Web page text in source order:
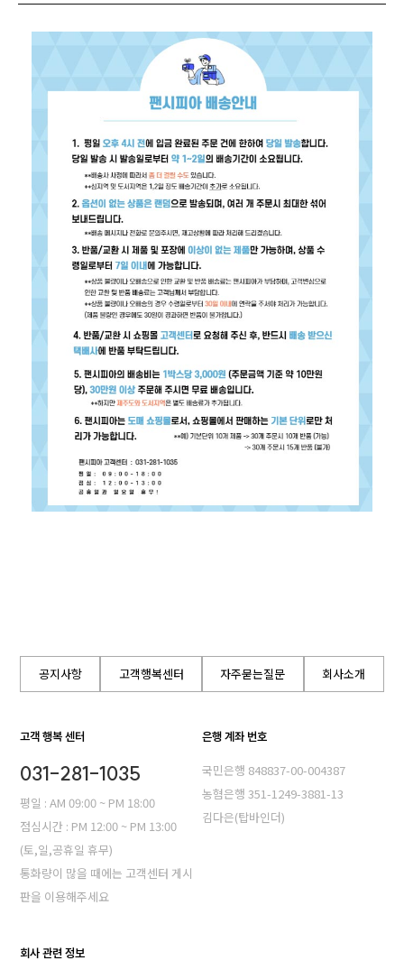
공지사항 고객행복센터 자주묻는질문 회사소개
고객 행복 센터
031-281-1035
평일 : AM 09:00 ~ PM 18:00
점심시간 : PM 12:00 ~ PM 13:00
(토,일,공휴일 휴무)
통화량이 많을 때에는 고객센터 게시
판을 이용해주세요
은행 계좌 번호
국민은행 848837-00-004387
농혐은행 351-1249-3881-13
김다은(탑바인더)
회사 관련 정보